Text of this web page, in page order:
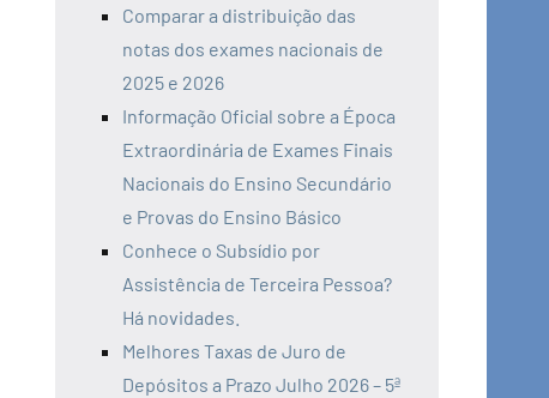
Comparar a distribuição das
notas dos exames nacionais de
2025 e 2026
Informação Oficial sobre a Época
Extraordinária de Exames Finais
Nacionais do Ensino Secundário
e Provas do Ensino Básico
Conhece o Subsídio por
Assistência de Terceira Pessoa?
Há novidades.
Melhores Taxas de Juro de
Depósitos a Prazo Julho 2026 – 5ª